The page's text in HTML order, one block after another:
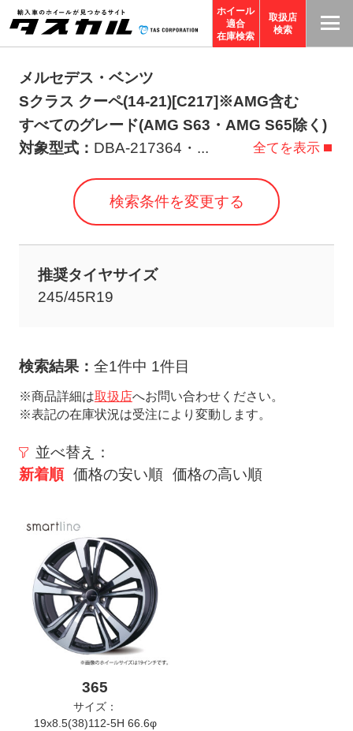
ホイール
適合
在庫検索
取扱店
検索
メルセデス・ベンツ
Sクラス クーペ(14-21)[C217]※AMG含む
すべてのグレード(AMG S63・AMG S65除く)
対象型式： DBA-217364・ ... 全てを表示
検索条件を変更する
推奨タイヤサイズ
245/45R19
検索結果： 全1件中 1件目
※商品詳細は取扱店へお問い合わせください。
※表記の在庫状況は受注により変動します。
並べ替え：
新着順 価格の安い順 価格の高い順
365
サイズ：
19x8.5(38)112-5H 66.6φ
T
O
R